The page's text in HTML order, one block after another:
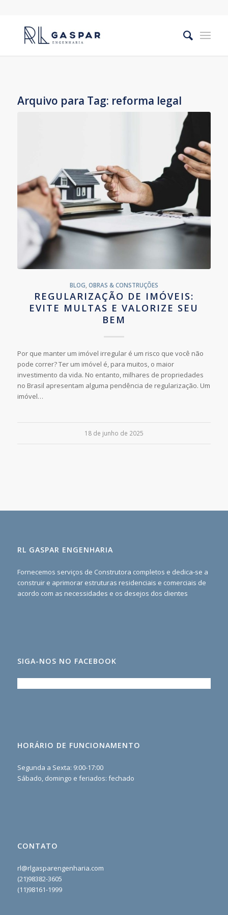
Arquivo para Tag: reforma legal
BLOG OBRAS & CONSTRUÇÕES
REGULARIZAÇÃO DE IMÓVEIS:
EVITE MULTAS E VALORIZE SEU
BEM
Por que manter um imóvel irregular é um risco que você não
pode correr? Ter um imóvel é, para muitos, o maior
investimento da vida. No entanto, milhares de propriedades
no Brasil apresentam alguma pendência de regularização. Um
imóvel…
18 de junho de 2025
RL GASPAR ENGENHARIA
Fornecemos serviços de Construtora completos e dedica-se a
construir e aprimorar estruturas residenciais e comerciais de
acordo com as necessidades e os desejos dos clientes
SIGA-NOS NO FACEBOOK
HORÁRIO DE FUNCIONAMENTO
Segunda a Sexta: 9:00-17:00
Sábado, domingo e feriados: fechado
CONTATO
rl@rlgasparengenharia.com
(21)98382-3605
(11)98161-1999